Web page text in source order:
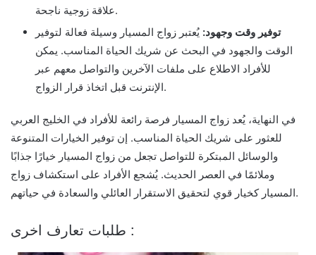
علاقة زوجية ناجحة.
توفير وقت وجهود: يُعتبر زواج المسيار وسيلة فعالة لتوفير
الوقت والجهود في البحث عن شريك الحياة المناسب. يمكن
للأفراد الاطلاع على ملفات الآخرين والتواصل معهم عبر
الإنترنت قبل اتخاذ قرار الزواج.
في النهاية، يُعد زواج المسيار فرصة رائعة للأفراد في الخليج العربي
للعثور على شريك الحياة المناسب. إن توفير الخيارات المتنوعة
والوسائل المبتكرة للتواصل تجعل من زواج المسيار خيارًا جذابًا
وملائمًا في العصر الحديث. يُشجع الأفراد على استكشاف زواج
المسيار كخيار قوي لتحقيق الاستقرار العائلي والسعادة في حياتهم.
طلبات تعارف اخرى :